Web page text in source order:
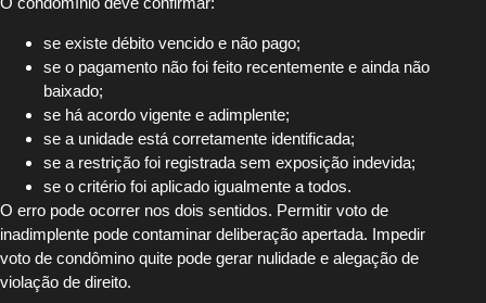
se existe débito vencido e não pago;
se o pagamento não foi feito recentemente e ainda não
baixado;
se há acordo vigente e adimplente;
se a unidade está corretamente identificada;
se a restrição foi registrada sem exposição indevida;
se o critério foi aplicado igualmente a todos.
O erro pode ocorrer nos dois sentidos. Permitir voto de
inadimplente pode contaminar deliberação apertada. Impedir
voto de condômino quite pode gerar nulidade e alegação de
violação de direito.